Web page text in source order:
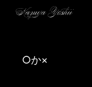
○か×